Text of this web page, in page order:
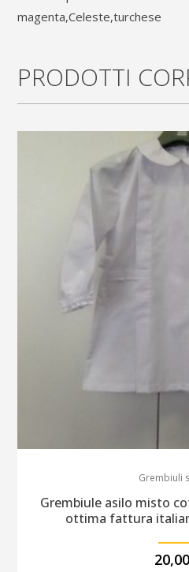
in
magenta,Celeste,turchese
PRODOTTI
Grembiuli
Grembiule asilo misto
ottima fattura
20,00